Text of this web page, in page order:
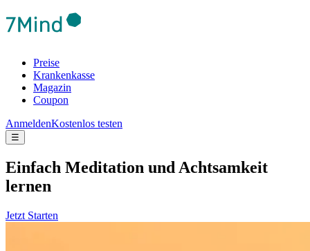
Preise
Krankenkasse
Magazin
Coupon
AnmeldenKostenlos testen
☰
Ein­fach Medi­ta­tion und Acht­sam­keit
lernen
Jetzt Starten